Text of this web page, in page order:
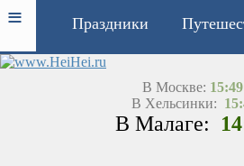
≡ Праздники
В Москве:
В Хельсинки:
В Малаге: